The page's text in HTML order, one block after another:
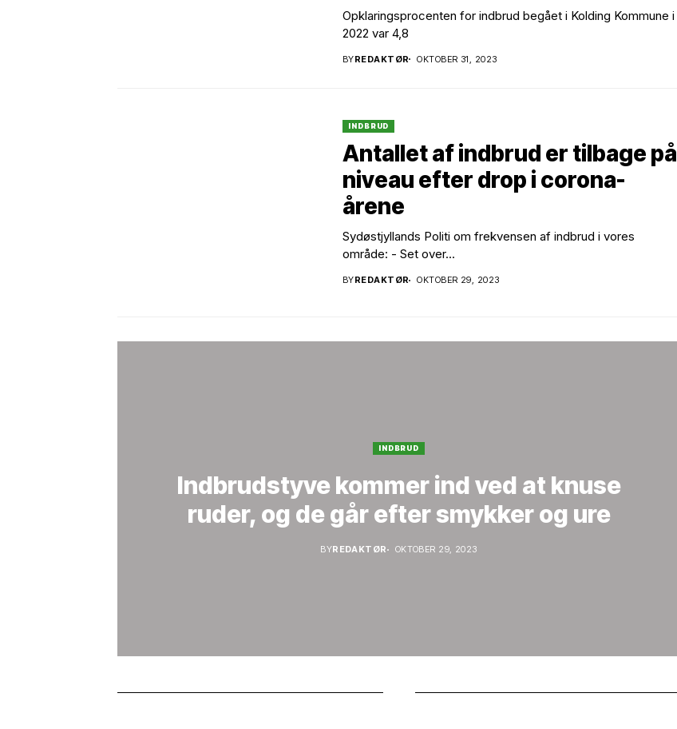
Opklaringsprocenten for indbrud begået i Kolding Kommune i
2022 var 4,8
BYREDAKTØR OKTOBER 31, 2023
INDBRUD
Antallet af indbrud er tilbage på
niveau efter drop i corona-
årene
Sydøstjyllands Politi om frekvensen af indbrud i vores
område: - Set over...
BYREDAKTØR OKTOBER 29, 2023
INDBRUD
Indbrudstyve kommer ind ved at knuse
ruder, og de går efter smykker og ure
BYREDAKTØR OKTOBER 29, 2023